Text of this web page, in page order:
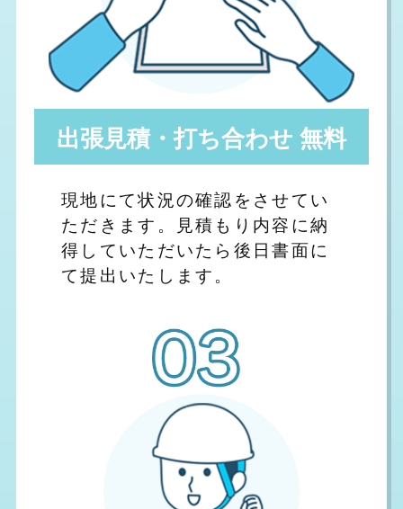
出張見積・打ち合わせ 無料
現地にて状況の確認をさせてい
ただきます。見積もり内容に納
得していただいたら後日書面に
て提出いたします。